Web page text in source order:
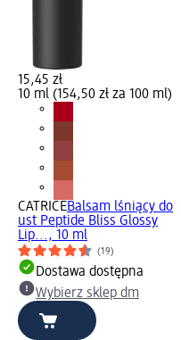
15,45 zł
10 ml (154,50 zł za 100 ml)
CATRICEBalsam lśniący do
ust Peptide Bliss Glossy
Lip..., 10 ml
(19)
Dostawa dostępna
Wybierz sklep dm